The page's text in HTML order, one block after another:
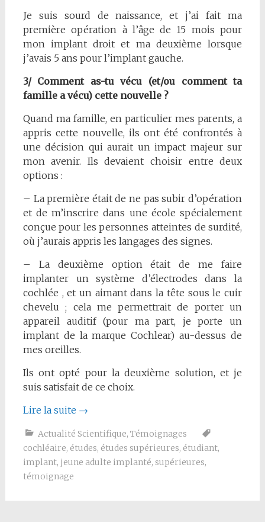
Je suis sourd de naissance, et j’ai fait ma
première opération à l’âge de 15 mois pour
mon implant droit et ma deuxième lorsque
j’avais 5 ans pour l’implant gauche.
3/ Comment as-tu vécu (et/ou comment ta
famille a vécu) cette nouvelle ?
Quand ma famille, en particulier mes parents, a
appris cette nouvelle, ils ont été confrontés à
une décision qui aurait un impact majeur sur
mon avenir. Ils devaient choisir entre deux
options :
– La première était de ne pas subir d’opération
et de m’inscrire dans une école spécialement
conçue pour les personnes atteintes de surdité,
où j’aurais appris les langages des signes.
– La deuxième option était de me faire
implanter un système d’électrodes dans la
cochlée , et un aimant dans la tête sous le cuir
chevelu ; cela me permettrait de porter un
appareil auditif (pour ma part, je porte un
implant de la marque Cochlear) au-dessus de
mes oreilles.
Ils ont opté pour la deuxième solution, et je
suis satisfait de ce choix.
Lire la suite →
Actualité Scientifique, Témoignages
cochléaire, études, études supérieures, étudiant,
implant, jeune adulte implanté, supérieures,
témoignage